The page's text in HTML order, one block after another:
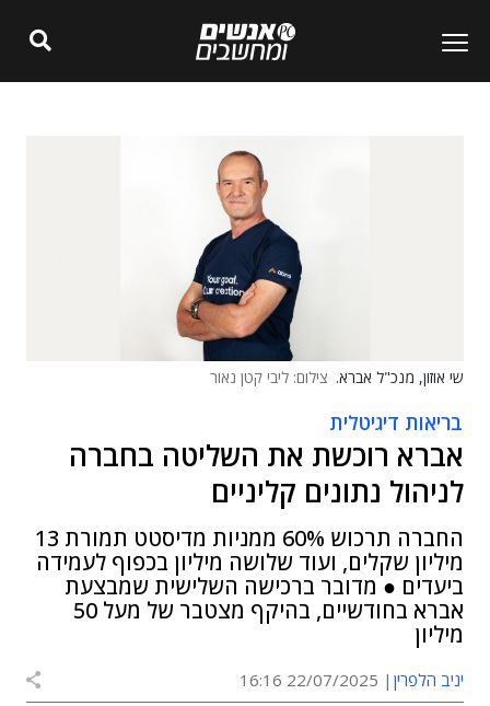
שי אוזון, מנכ"ל אברא. צילום: ליבי קטן נאור
בריאות דיגיטלית
אברא רוכשת את השליטה בחברה
לניהול נתונים קליניים
החברה תרכוש 60% ממניות מדיסטט תמורת 13
מיליון שקלים, ועוד שלושה מיליון בכפוף לעמידה
ביעדים ● מדובר ברכישה השלישית שמבצעת
אברא בחודשיים, בהיקף מצטבר של מעל 50
מיליון
יניב הלפרין 22/07/2025 16:16